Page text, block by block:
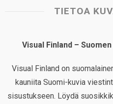
TIETOA
Visual Finland –
Visual Finland on
kauniita Suomi-kuvia
sisustukseen. Löydä